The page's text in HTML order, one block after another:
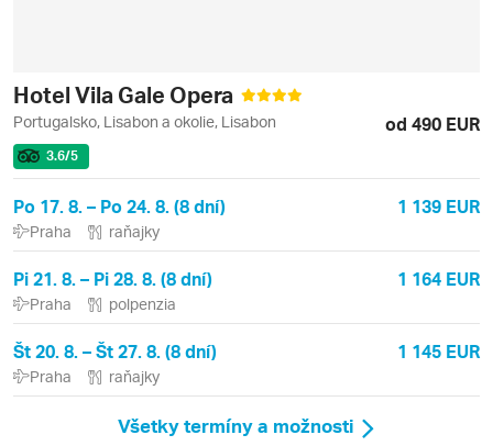
Hotel Vila Gale Opera
Portugalsko, Lisabon a okolie, Lisabon od 490 EUR
3.6/5
Po 17. 8. – Po 24. 8. (8 dní) 1 139 EUR
Praha raňajky
Pi 21. 8. – Pi 28. 8. (8 dní) 1 164 EUR
Praha polpenzia
Št 20. 8. – Št 27. 8. (8 dní) 1 145 EUR
Praha raňajky
Všetky termíny a možnosti